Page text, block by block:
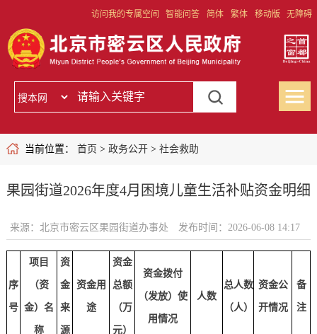
访问我的专属空间 智能问答 简体 繁体 移动版 无障碍
当前位置： 首页 > 政务公开> 社会救助
果园街道2026年度4月困境儿童生活补贴资金明细
来源：北京市密云区果园街道办事处 发布时间：2026-06-08 14:17
序
号
项目
（资
金）名
称
资
金
来
源
资金用
途
资金
总额
（万
元）
资金拨付
（发放）使
用情况
人数
总人数
（人）
资金公
开情况
备
注